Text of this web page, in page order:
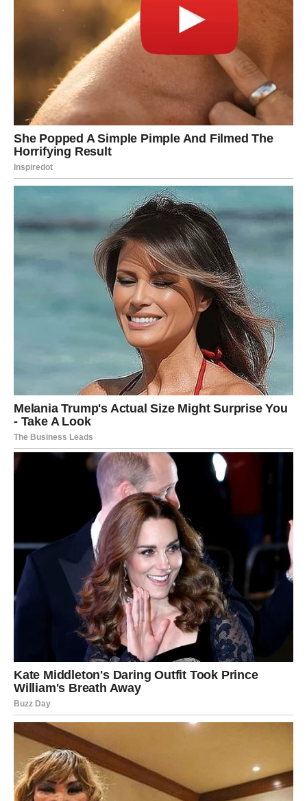
Neočekivani obrti u odnosima sa ljudima
Tokom ovog perioda odnosi sa drugim ljudima prolaziće
kroz velike promene. Neko će pokazati lice koje do sada
nije pokazivao, dok će druga osoba iznenaditi podrškom
u trenutku kada je najmanje budete očekivali.
Device će početi jasnije da vide ko im iskreno želi dobro,
a ko je u njihovom životu prisutan samo kada mu to
odgovara. Zbog toga će pojedini odnosi postati jači nego
ikada, dok će drugi početi polako da se udaljavaju.
Mnogo toga što je bilo nejasno postaće kristalno jasno.
Upravo zato će kraj ovog perioda doneti osećaj da su
konačno skinute maske sa pojedinih lica.
Kraj perioda donosi šokove koje
niko nije očekivao
Poslednji dani pred 8. jun biće najintenzivniji deo celog
perioda. Tada dolaze događaji koji će kod mnogih Devica
izazvati nevericu. Moguće je da ćete saznati informaciju
koja menja pogled na određenu osobu ili da ćete biti
svedok situacije koju niste mogli ni da pretpostavite.
Ovi šokovi neće nužno biti negativni. Za neke pripadnike
znaka oni će predstavljati veliko oslobađanje od tereta
koji su dugo nosili. Za druge će značiti potpuno novu fazu
života u kojoj više ništa neće izgledati isto kao ranije.
Posebno će biti naglašena energija iznenadnih otkrića.
Tajne koje su dugo bile skrivene mogle bi da izađu na
videlo, a istina će pronaći način da se pokaže čak i tamo
gde su mnogi pokušavali da je sakriju.